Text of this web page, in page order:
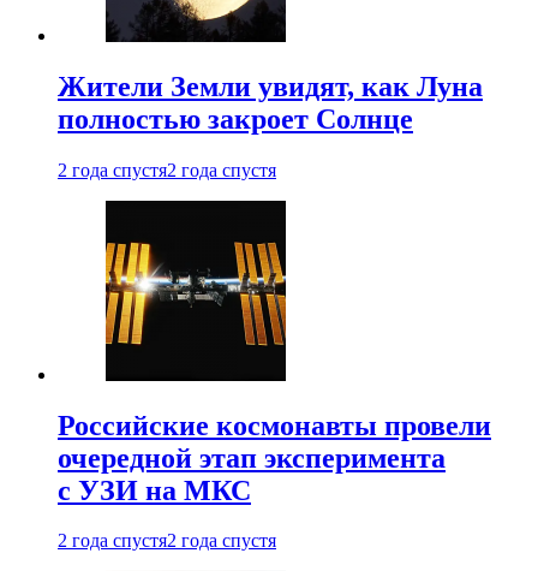
Жители Земли увидят, как Луна
полностью закроет Солнце
2 года спустя2 года спустя
Российские космонавты провели
очередной этап эксперимента
с УЗИ на МКС
2 года спустя2 года спустя